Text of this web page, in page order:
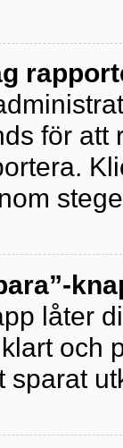
för att
låter
och
sparat